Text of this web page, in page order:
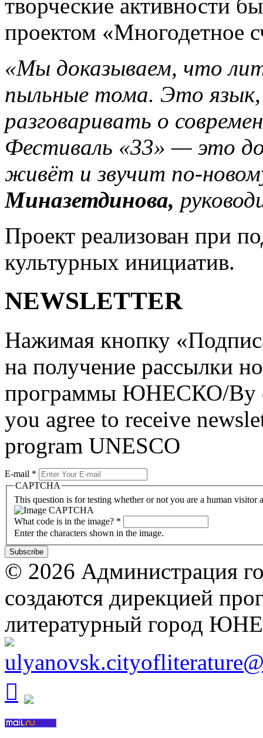
творческие активности
проектом «Многодетное
«Мы доказываем, что
пыльные тома. Это
разговаривать о
Фестиваль «33» — это
живёт и звучит по-
Миназетдинова,
Проект реализован при
культурных инициатив.
NEWSLETTER
Нажимая кнопку
на получение рассылки
программы ЮНЕСКО/By
you agree to receive
program UNESCO
E-mail *
CAPTCHA
This question is for testing whether or not you are a human visitor
What code is in the image? *
Enter the characters shown in the image.
© 2026 Администрация
создаются дирекцией
литературный город
